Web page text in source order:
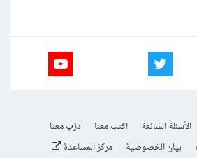
الأسئلة الشائعة اكتب معنا
درّب معنا
بيان الخصوصية مركز المساعدة